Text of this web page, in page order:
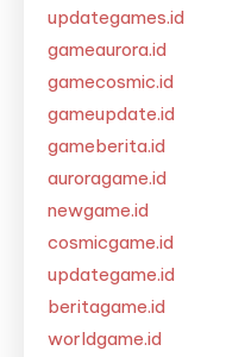
updategames.id
gameaurora.id
gamecosmic.id
gameupdate.id
gameberita.id
auroragame.id
newgame.id
cosmicgame.id
updategame.id
beritagame.id
worldgame.id